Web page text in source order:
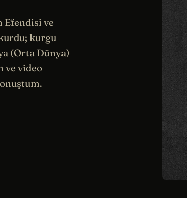
Efendisi ve
kurgu
(Orta Dünya)
ve video